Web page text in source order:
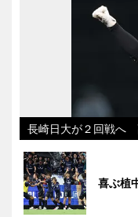
長崎日大が２回戦へ
喜ぶ植